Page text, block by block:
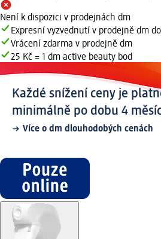
Není k dispozici v prodejnách dm
Expresní vyzvednutí v prodejně dm
Vrácení zdarma v prodejně dm
25 Kč = 1 dm active beauty bod
Každé snížení ceny je
minimálně po dobu 4
Více o dm dlouhodobých cenách